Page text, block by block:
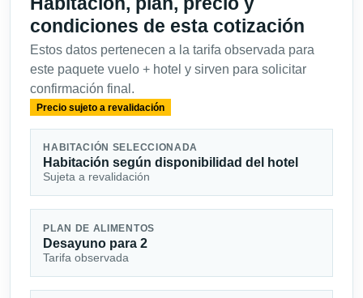
condiciones de esta cotización
Estos datos pertenecen a la tarifa observada para
este paquete vuelo + hotel y sirven para solicitar
confirmación final.
Precio sujeto a revalidación
HABITACIÓN SELECCIONADA
Habitación según disponibilidad del hotel
Sujeta a revalidación
PLAN DE ALIMENTOS
Desayuno para 2
Tarifa observada